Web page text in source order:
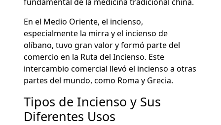
En el Medio Oriente, el incienso,
especialmente la mirra y el incienso de
olíbano, tuvo gran valor y formó parte del
comercio en la Ruta del Incienso. Este
intercambio comercial llevó el incienso a otras
partes del mundo, como Roma y Grecia.
Tipos de Incienso y Sus
Diferentes Usos